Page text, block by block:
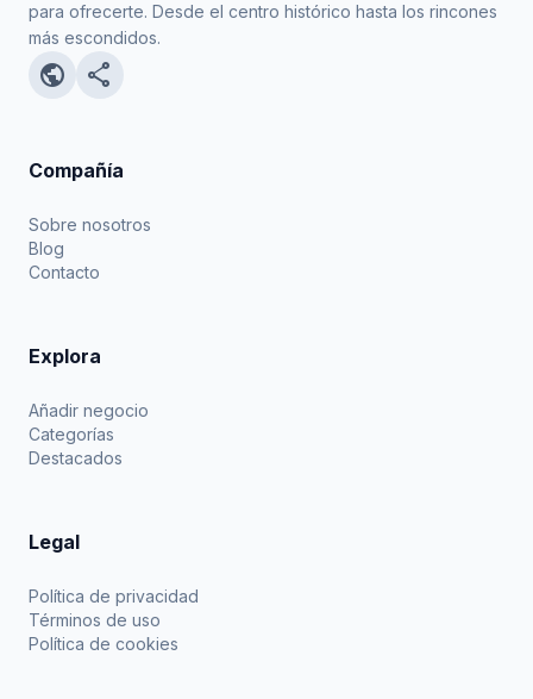
para ofrecerte. Desde el centro histórico hasta los rincones
más escondidos.
public share
Compañía
Sobre nosotros
Blog
Contacto
Explora
Añadir negocio
Categorías
Destacados
Legal
Política de privacidad
Términos de uso
Política de cookies